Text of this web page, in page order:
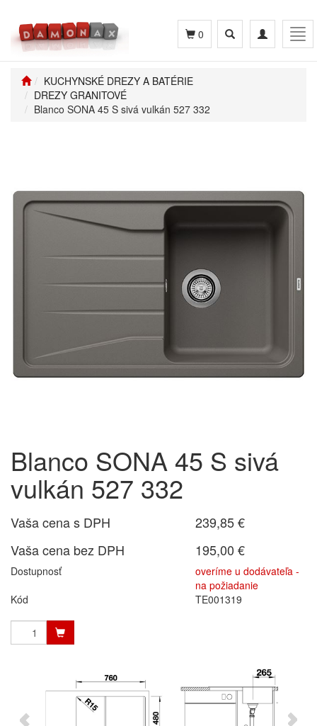
Toggle
navigation
Toggle
search
0
KUCHYNSKÉ DREZY A BATÉRIE
DREZY GRANITOVÉ
Blanco SONA 45 S sivá vulkán 527 332
Blanco SONA 45 S sivá
vulkán 527 332
Vaša cena s DPH
239,85 €
Vaša cena bez DPH
195,00 €
Dostupnosť
overíme u dodávateľa -
na požiadanie
Kód
TE001319